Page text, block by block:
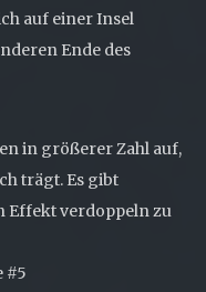
auf einer Insel
Ende des
in größerer Zahl auf,
trägt. Es gibt
Effekt verdoppeln zu
#5